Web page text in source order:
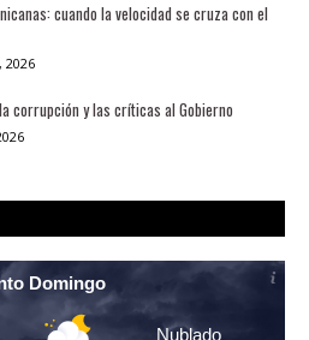
cuando la velocidad se cruza con el
2026
corrupción y las críticas al Gobierno
Domingo
Nublado